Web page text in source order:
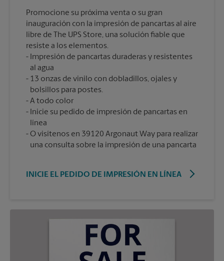
Promocione su próxima venta o su gran
inauguración con la impresión de pancartas al aire
libre de The UPS Store, una solución fiable que
resiste a los elementos.
Impresión de pancartas duraderas y resistentes
al agua
13 onzas de vinilo con dobladillos, ojales y
bolsillos para postes.
A todo color
Inicie su pedido de impresión de pancartas en
línea
O visítenos en 39120 Argonaut Way para realizar
una consulta sobre la impresión de una pancarta
INICIE EL PEDIDO DE IMPRESIÓN EN LÍNEA